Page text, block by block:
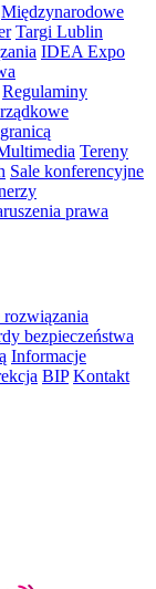
Międzynarodowe
Targi Lublin
IDEA Expo
Regulaminy
Tereny
Sale konferencyjne
prawa
rozwiązania
bezpieczeństwa
Informacje
BIP Kontakt